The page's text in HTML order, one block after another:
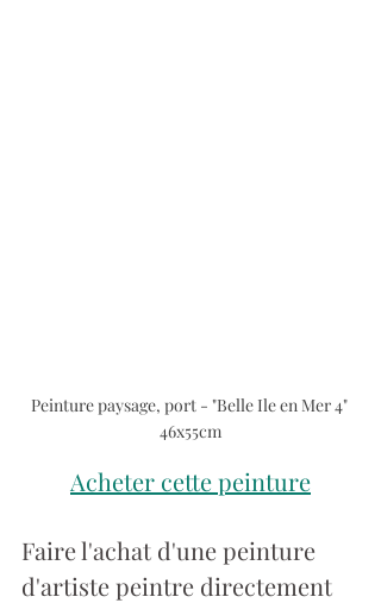
Peinture paysage, port - "Belle Ile en Mer 4"
46x55cm
Acheter cette peinture
Faire l'achat d'une peinture
d'artiste peintre directement